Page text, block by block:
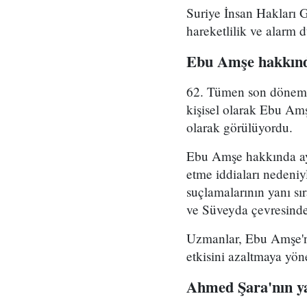
Suriye İnsan Hakları
hareketlilik ve alarm
Ebu Amşe
62. Tümen son
kişisel olarak Ebu
olarak görülüyordu.
Ebu Amşe hakkında
etme iddiaları
suçlamalarının yanı
ve Süveyda
Uzmanlar, Ebu
etkisini azaltmaya
Ahmed Şara'nın